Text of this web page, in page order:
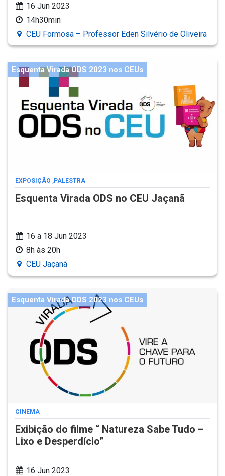
16 Jun 2023
14h30min
CEU Formosa – Professor Eden Silvério de Oliveira
Esquenta Virada ODS 2023 nos CEUs
EXPOSIÇÃO ,PALESTRA
Esquenta Virada ODS no CEU Jaçanã
16 a 18 Jun 2023
8h às 20h
CEU Jaçanã
Esquenta Virada ODS 2023 nos CEUs
CINEMA
Exibição do filme “ Natureza Sabe Tudo –
Lixo e Desperdício”
16 Jun 2023